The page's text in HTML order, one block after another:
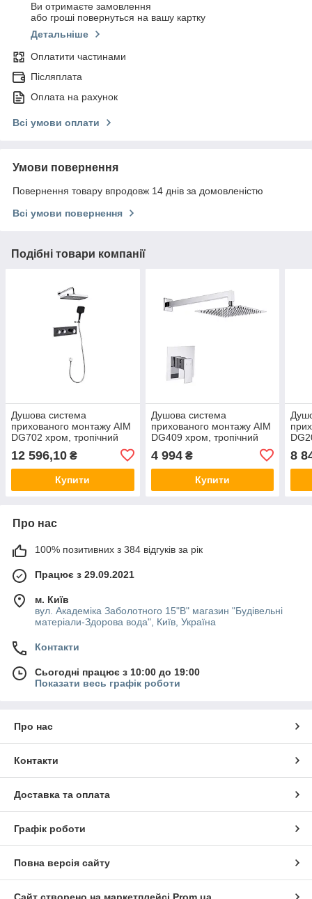
Ви отримаєте замовлення
або гроші повернуться на вашу картку
Детальніше
Оплатити частинами
Післяплата
Оплата на рахунок
Всі умови оплати
Умови повернення
Повернення товару впродовж 14 днів за домовленістю
Всі умови повернення
Подібні товари компанії
Душова система
прихованого монтажу AIM
DG702 хром, тропічний
лійка, латунна
12 596,10 ₴
Купити
Душова система
прихованого монтажу AIM
DG409 хром, тропічний
душ, латунна, вбудований
змішувач
4 994₴
Купити
8
Про нас
100% позитивних з 384 відгуків за рік
Працює з 29.09.2021
м. Київ
вул. Академіка Заболотного 15"В" магазин "Будівельні
матеріали-Здорова вода", Київ, Україна
Контакти
Сьогодні працює з 10:00 до 19:00
Показати весь графік роботи
Про нас
Контакти
Доставка та оплата
Графік роботи
Повна версія сайту